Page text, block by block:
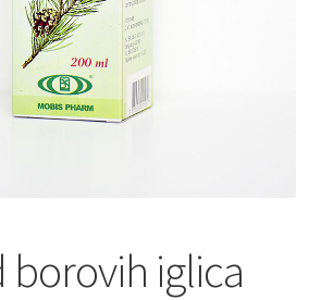
borovih iglica